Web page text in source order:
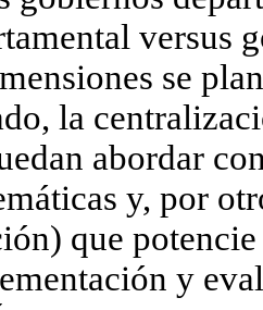
versus
se
la
abordar
y, por
que
y